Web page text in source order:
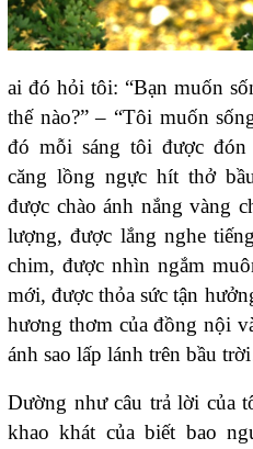
ai đó hỏi tôi: “Bạn muốn
thế nào?” – “Tôi muốn
đó mỗi sáng tôi được
căng lồng ngực hít thở
được chào ánh nắng vàng
lượng, được lắng nghe
chim, được nhìn ngắm
mới, được thỏa sức tận
hương thơm của đồng nội
ánh sao lấp lánh trên bầu
Dường như câu trả lời của
khao khát của biết bao